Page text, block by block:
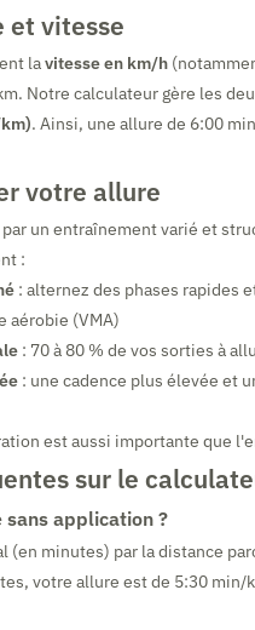
et vitesse
lavitesse en km/h
Notre calculateur gère les
. Ainsi, une allure de 6:00
votre allure
par un entraînement varié et
:
: alternez des phases rapides
aérobie (VMA)
: 70 à 80 % de vos sorties à
: une cadence plus élevée et
est aussi importante que
sur le
application ?
(en minutes) par la distance
votre allure est de 5:30